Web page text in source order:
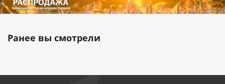
Ранее вы смотрели